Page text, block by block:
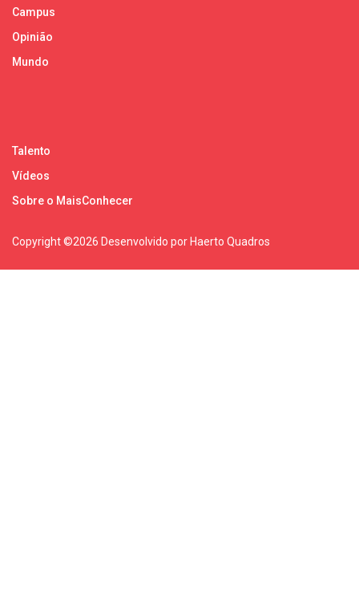
Campus
Opinião
Mundo
Talento
Vídeos
Sobre o MaisConhecer
Copyright ©2026 Desenvolvido por Haerto Quadros